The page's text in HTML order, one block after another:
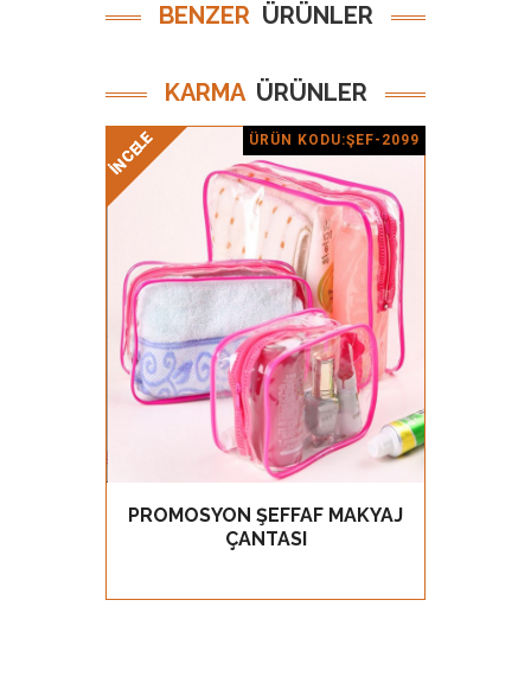
BENZER ÜRÜNLER
KARMA ÜRÜNLER
İNCELE
İNCELE ÜRÜN KODU:ŞEF-2099
GÖZ AT
Ürün Detay
PROMOSYON ŞEFFAF MAKYAJ
ÇANTASI